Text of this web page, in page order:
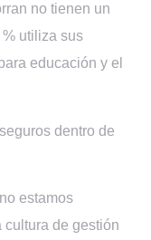
no tienen un
utiliza sus
educación y el
dentro de
estamos
cultura de gestión